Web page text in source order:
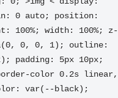
0 auto; position:
width: 100%; z-
0, 0, 1); outline:
padding: 5px 10px;
color 0.2s linear,
var(--black);